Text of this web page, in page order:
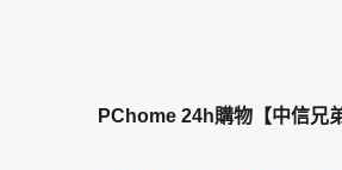
PChome 24h購物【中信兄